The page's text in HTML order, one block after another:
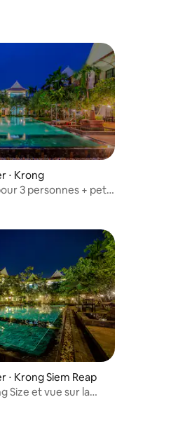
⋅ Krong
3 personnes + petit
⋅ Krong Siem Reap
Size et vue sur la